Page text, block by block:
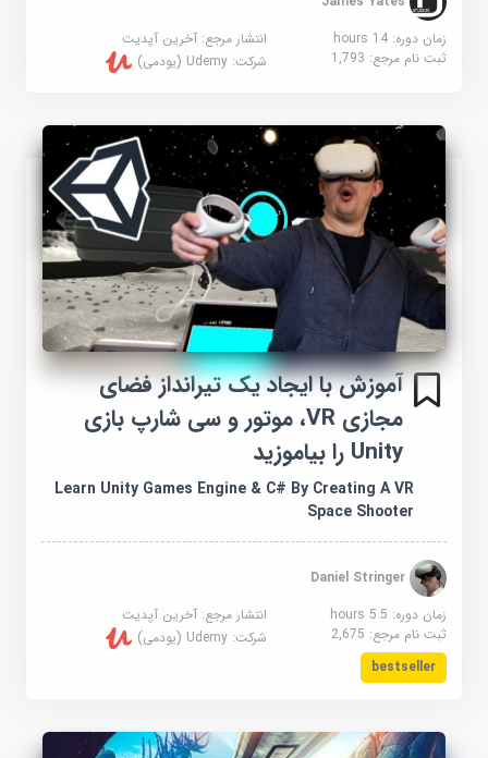
زمان دوره: 14 hours
انتشار مرجع:آخرین آپدیت
ثبت نام مرجع:1,793 شرکت:Udemy (یودمی)
آموزش با ایجاد یک تیرانداز فضای
مجازی VR، موتور و سی شارپ بازی
Unity را بیاموزید
Learn Unity Games Engine & C# By Creating A VR
Space Shooter
Daniel Stringer
زمان دوره: 5.5 hours
انتشار مرجع:آخرین آپدیت
ثبت نام مرجع:2,675 شرکت:Udemy (یودمی)
bestseller